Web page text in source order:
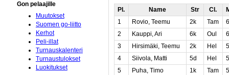
Pl.
Name Str Cl.
1
Rovio, Teemu 2k Tam
6
2
Kauppi, Ari 6k Oul
6
3
Hirsimäki, Teemu 2k Hel
5
4
Siivola, Matti 5d Hel
5
5
Puha, Timo 1k Tam
5
Gon pelaajille
Muutokset
Suomen go-liitto
Kerhot
Peli-illat
Turnauskalenteri
Turnaustulokset
Luokitukset